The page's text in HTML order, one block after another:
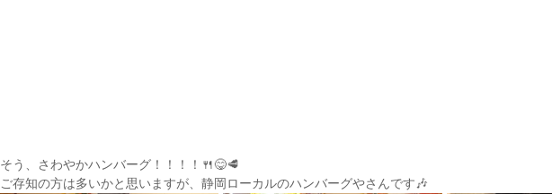
そう、さわやかハンバーグ！！！！🍴😋🥩
ご存知の方は多いかと思いますが、静岡ローカルのハンバーグやさんです🎶